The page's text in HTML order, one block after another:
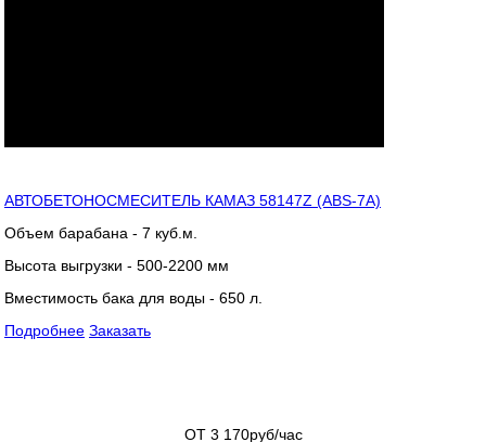
АВТОБЕТОНОСМЕСИТЕЛЬ КАМАЗ 58147Z (ABS-7A)
Объем барабана - 7 куб.м.
Высота выгрузки - 500-2200 мм
Вместимость бака для воды - 650 л.
Подробнее Заказать
ОТ 3 170руб/час